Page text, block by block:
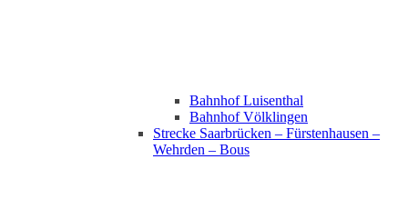
Bahnhof Luisenthal
Bahnhof Völklingen
Strecke Saarbrücken – Fürstenhausen –
Wehrden – Bous